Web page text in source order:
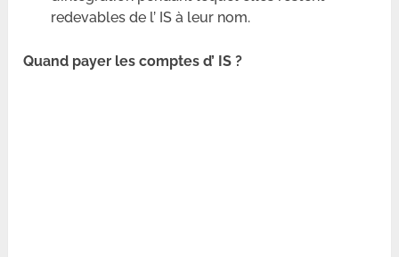
redevables de l’ IS à leur nom.
Quand payer les comptes d’ IS ?